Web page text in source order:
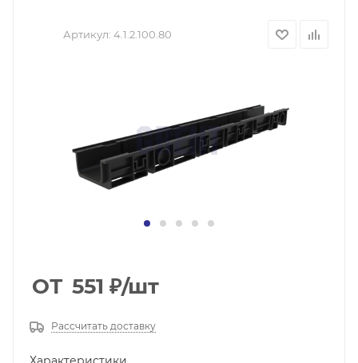
Артикул: 4.1.2.100.80
ОТ 551 ₽/шт
Рассчитать доставку